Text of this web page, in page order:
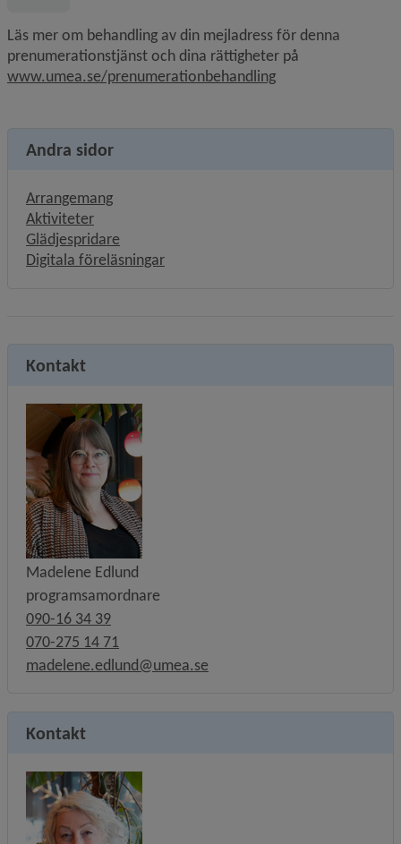
Läs mer om behandling av din mejladress för denna
www.umea.se/prenumerationbehandling
Andra sidor
Arrangemang
Aktiviteter
Glädjespridare
Digitala föreläsningar
Kontakt
Madelene Edlund
programsamordnare
090-16 34 39
070-275 14 71
madelene.edlund@umea.se
Kontakt